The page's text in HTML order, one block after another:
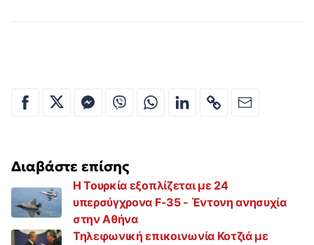
Διαβάστε επίσης
Η Τουρκία εξοπλίζεται με 24
υπερσύγχρονα F-35 - Έντονη ανησυχία
στην Αθήνα
Τηλεφωνική επικοινωνία Κοτζιά με